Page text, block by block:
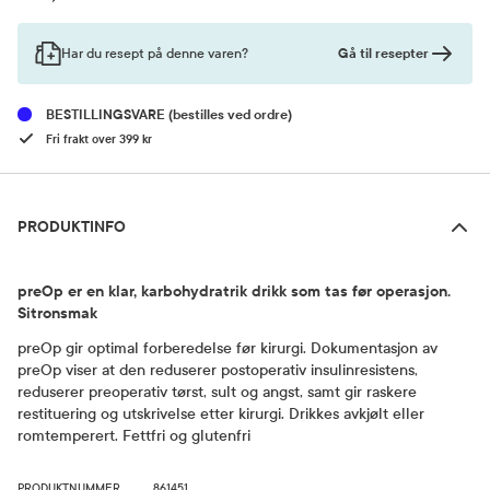
Har du resept på denne varen? Gå til resepter
BESTILLINGSVARE(bestilles ved ordre)
Fri frakt over 399 kr
PRODUKTINFO
preOp er en klar, karbohydratrik drikk som tas før operasjon.
Sitronsmak
preOp gir optimal forberedelse før kirurgi. Dokumentasjon av
preOp viser at den reduserer postoperativ insulinresistens,
reduserer preoperativ tørst, sult og angst, samt gir raskere
restituering og utskrivelse etter kirurgi. Drikkes avkjølt eller
romtemperert. Fettfri og glutenfri